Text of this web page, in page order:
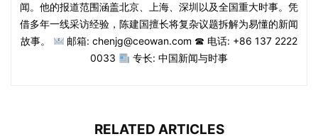
闻。他的报道范围涵盖北京、上海、深圳以及全国重大时事。凭
借多年一线采访经验，陈建国擅长将复杂议题拆解为易懂的新闻
故事。
邮箱: chenjg@ceowan.com ☎ 电话: +86 137 2222
0033
专长: 中国新闻与时事
RELATED ARTICLES